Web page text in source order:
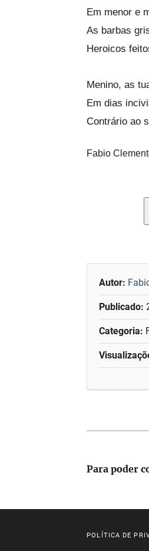
Em menor e
As barbas
Heroicos
Menino, as
Em dias
Contrário ao
Fabio
Autor:
Publicado:
Categoria:
Para poder
POLÍTICA DE